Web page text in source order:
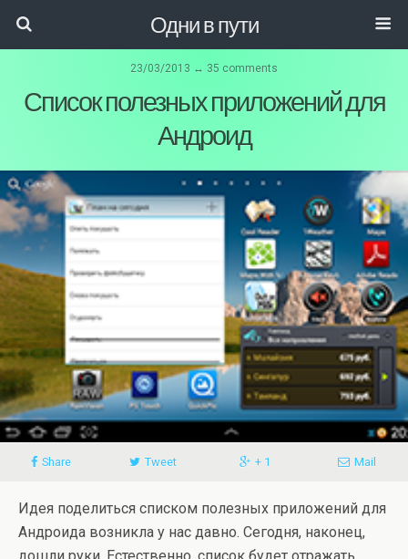
Одни в пути
23/03/2013 ↔ 35 comments
Список полезных приложений для
Андроид
Share Tweet + 1 Mail
Идея поделиться списком полезных приложений для
Андроида возникла у нас давно. Сегодня, наконец,